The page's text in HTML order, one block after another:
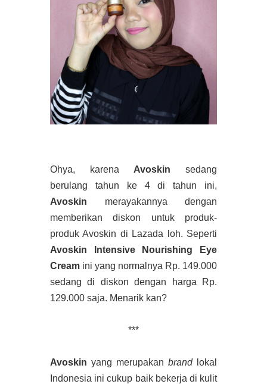
Ohya, karena Avoskin sedang
berulang tahun ke 4 di tahun ini,
Avoskin merayakannya dengan
memberikan diskon untuk produk-
produk Avoskin di Lazada loh. Seperti
Avoskin Intensive Nourishing Eye
Cream ini yang normalnya Rp. 149.000
sedang di diskon dengan harga Rp.
129.000 saja. Menarik kan?
***
Avoskin yang merupakan brandlokal
Indonesia ini cukup baik bekerja di kulit